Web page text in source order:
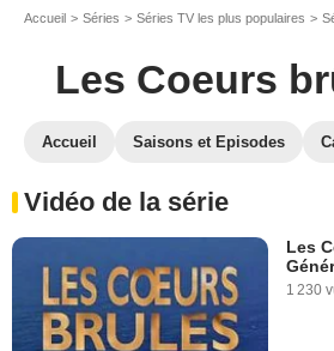
Accueil Séries Séries TV les plus populaires
Les Coeurs
Accueil Saisons et Episodes
Vidéo de la série
Les
1 230